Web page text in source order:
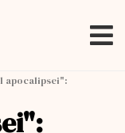
apocalipsei":